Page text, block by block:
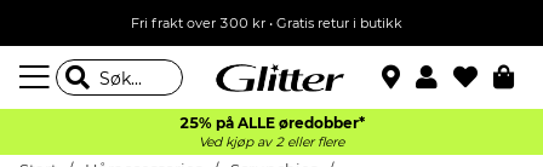
Fri frakt over 300 kr • Gratis retur i butikk
25% på ALLE øredobber*
Ved kjøp av 2 eller flere